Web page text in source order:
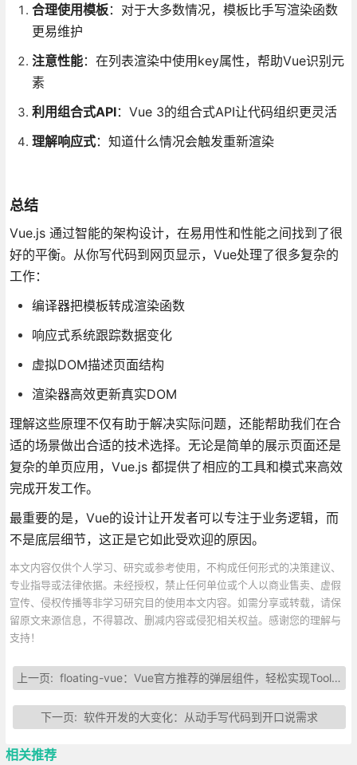
合理使用模板：对于大多数情况，模板比手写渲染函数
更易维护
注意性能：在列表渲染中使用key属性，帮助Vue识别元
素
利用组合式API：Vue 3的组合式API让代码组织更灵活
理解响应式：知道什么情况会触发重新渲染
总结
Vue.js 通过智能的架构设计，在易用性和性能之间找到了很
好的平衡。从你写代码到网页显示，Vue处理了很多复杂的
工作：
编译器把模板转成渲染函数
响应式系统跟踪数据变化
虚拟DOM描述页面结构
渲染器高效更新真实DOM
理解这些原理不仅有助于解决实际问题，还能帮助我们在合
适的场景做出合适的技术选择。无论是简单的展示页面还是
复杂的单页应用，Vue.js 都提供了相应的工具和模式来高效
完成开发工作。
最重要的是，Vue的设计让开发者可以专注于业务逻辑，而
不是底层细节，这正是它如此受欢迎的原因。
本文内容仅供个人学习、研究或参考使用，不构成任何形式的决策建议、
专业指导或法律依据。未经授权，禁止任何单位或个人以商业售卖、虚假
宣传、侵权传播等非学习研究目的使用本文内容。如需分享或转载，请保
留原文来源信息，不得篡改、删减内容或侵犯相关权益。感谢您的理解与
支持！
上一页:floating-vue：Vue官方推荐的弹层组件，轻松实现Tooltip和下拉菜单
下一页: 软件开发的大变化：从动手写代码到开口说需求
相关推荐